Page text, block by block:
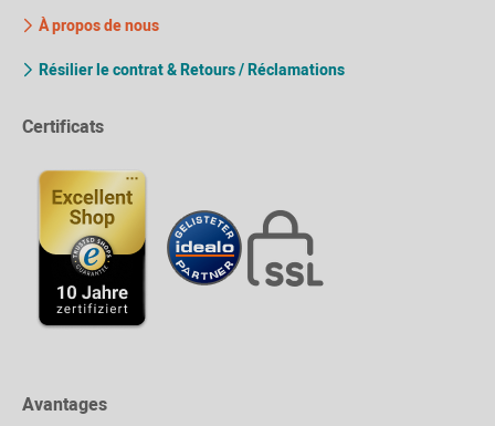
À propos de nous
Résilier le contrat & Retours / Réclamations
Certificats
Avantages